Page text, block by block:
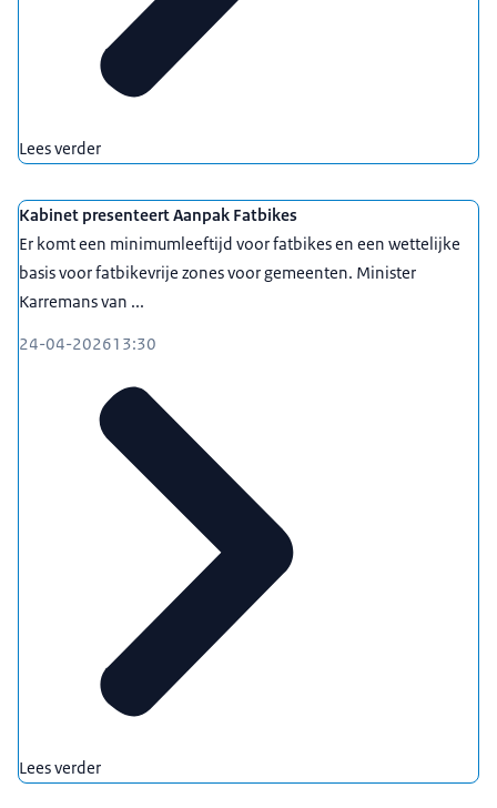
Lees verder
Kabinet presenteert Aanpak Fatbikes
Er komt een minimumleeftijd voor fatbikes en een wettelijke
basis voor fatbikevrije zones voor gemeenten. Minister
Karremans van ...
24-04-202613:30
Lees verder